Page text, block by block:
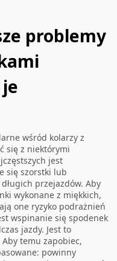
problemy
wśród kolarzy z
się z niektórymi
jest
się szorstki lub
przejazdów. Aby
wykonane z miękkich,
one ryzyko podrażnień
wspinanie się spodenek
jazdy. Jest to
temu zapobiec,
powinny